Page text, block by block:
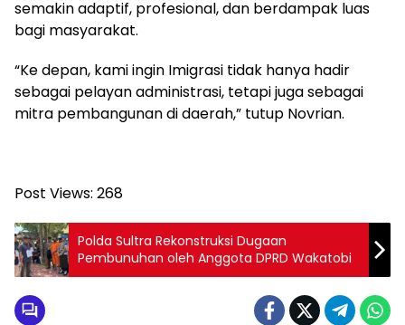
semakin adaptif, profesional, dan berdampak luas
bagi masyarakat.
‎“Ke depan, kami ingin Imigrasi tidak hanya hadir
sebagai pelayan administrasi, tetapi juga sebagai
mitra pembangunan di daerah,” tutup Novrian.
Post Views: 268
Polda Sultra Rekonstruksi Dugaan
Pembunuhan oleh Anggota DPRD Wakatobi